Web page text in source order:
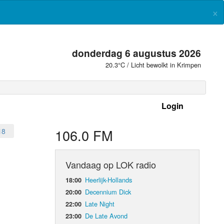
×
donderdag 6 augustus 2026
20.3°C / Licht bewolkt in Krimpen
Login
106.0 FM
Vandaag op LOK radio
18:00 Heerlijk-Hollands
20:00 Decennium Dick
22:00 Late Night
23:00 De Late Avond